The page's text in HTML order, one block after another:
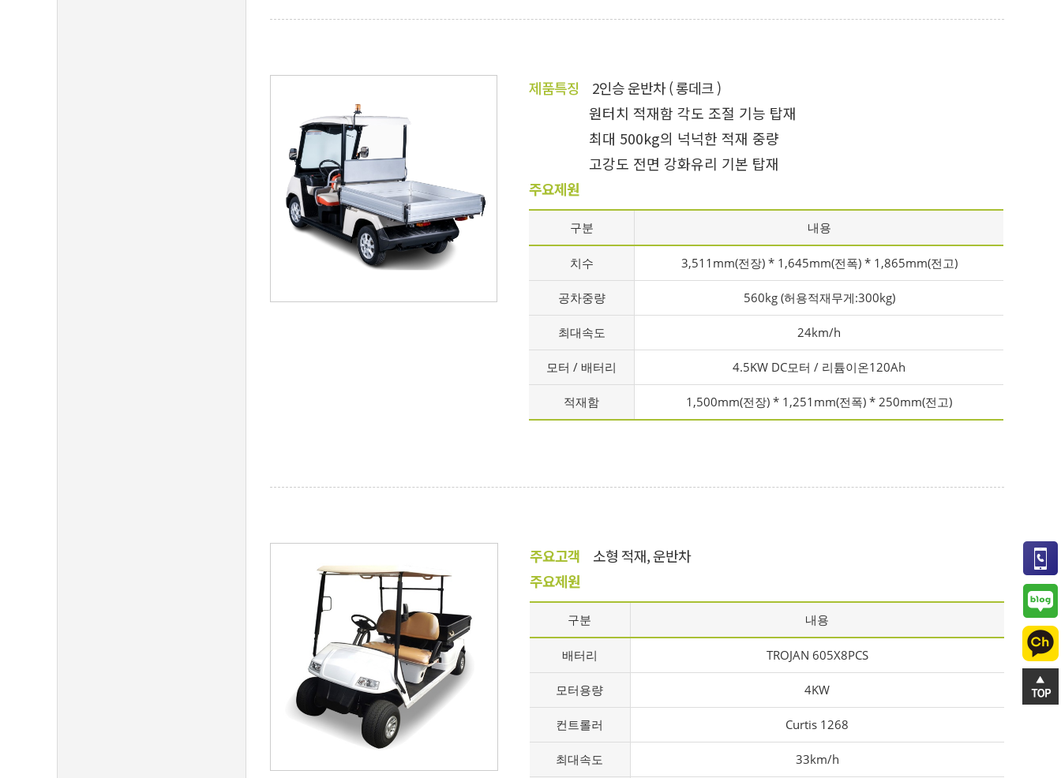
제품특징
2인승 운반차 ( 롱데크 )
원터치 적재함 각도 조절 기능 탑재
최대 500kg의 넉넉한 적재 중량
고강도 전면 강화유리 기본 탑재
주요제원
구분 내용
치수 3,511mm(전장) * 1,645mm(전폭) * 1,865mm(전고)
공차중량 560kg (허용적재무게:300kg)
최대속도 24km/h
모터 / 배터리 4.5KW DC모터 / 리튬이온120Ah
적재함 1,500mm(전장) * 1,251mm(전폭) * 250mm(전고)
주요고객
소형 적재, 운반차
주요제원
구분 내용
배터리 TROJAN 605X8PCS
모터용량 4KW
컨트롤러 Curtis 1268
최대속도 33km/h